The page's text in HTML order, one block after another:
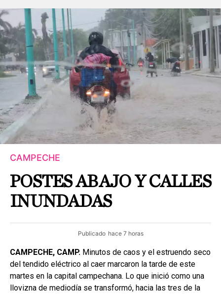
CAMPECHE
POSTES ABAJO Y CALLES
INUNDADAS
Publicado hace 7 horas
CAMPECHE, CAMP. Minutos de caos y el estruendo seco
del tendido eléctrico al caer marcaron la tarde de este
martes en la capital campechana. Lo que inició como una
llovizna de mediodía se transformó, hacia las tres de la